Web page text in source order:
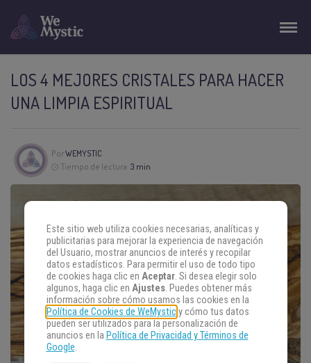
LOS 4 MEJORES CRISTALES PARA HACER
UNA LIMPIA ESPIRITUAL
PorWEMYSTIC
Tiempo de lectura: 3 min
Este sitio web utiliza cookies necesarias, analíticas y
publicitarias para mejorar la experiencia de navegación
del Usuario, mostrar anuncios de interés y recopilar
datos estadísticos. Para permitir el uso de todo tipo
de cookies haga clic en Aceptar. Si desea elegir solo
algunos, haga clic en Ajustes. Puedes obtener más
información sobre cómo usamos las cookies en la
Política de Cookies de WeMysticy cómo tus datos
pueden ser utilizados para la personalización de
anuncios en la Política de Privacidad y Términos de
Google.